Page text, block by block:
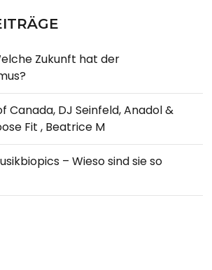
Zukunft hat der
Canada, DJ Seinfeld, Anadol &
Fit , Beatrice M
– Wieso sind sie so